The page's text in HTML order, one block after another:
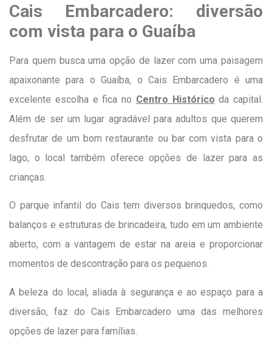
Cais Embarcadero: diversão
com vista para o Guaíba
Para quem busca uma opção de lazer com uma paisagem
apaixonante para o Guaíba, o Cais Embarcadero é uma
excelente escolha e fica no Centro Histórico da capital.
Além de ser um lugar agradável para adultos que querem
desfrutar de um bom restaurante ou bar com vista para o
lago, o local também oferece opções de lazer para as
crianças.
O parque infantil do Cais tem diversos brinquedos, como
balanços e estruturas de brincadeira, tudo em um ambiente
aberto, com a vantagem de estar na areia e proporcionar
momentos de descontração para os pequenos.
A beleza do local, aliada à segurança e ao espaço para a
diversão, faz do Cais Embarcadero uma das melhores
opções de lazer para famílias.